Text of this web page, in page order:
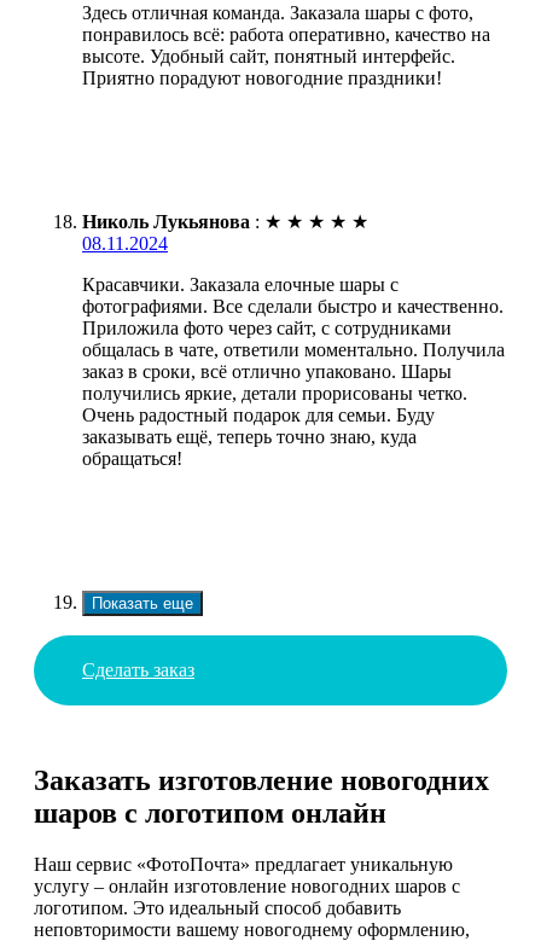
Здесь отличная команда. Заказала шары с фото,
понравилось всё: работа оперативно, качество на
высоте. Удобный сайт, понятный интерфейс.
Приятно порадуют новогодние праздники!
Николь Лукьянова : ★ ★ ★ ★ ★
08.11.2024
Красавчики. Заказала елочные шары с
фотографиями. Все сделали быстро и качественно.
Приложила фото через сайт, с сотрудниками
общалась в чате, ответили моментально. Получила
заказ в сроки, всё отлично упаковано. Шары
получились яркие, детали прорисованы четко.
Очень радостный подарок для семьи. Буду
заказывать ещё, теперь точно знаю, куда
обращаться!
Показать еще
Сделать заказ
Заказать изготовление новогодних
шаров с логотипом онлайн
Наш сервис «ФотоПочта» предлагает уникальную
услугу – онлайн изготовление новогодних шаров с
логотипом. Это идеальный способ добавить
неповторимости вашему новогоднему оформлению,